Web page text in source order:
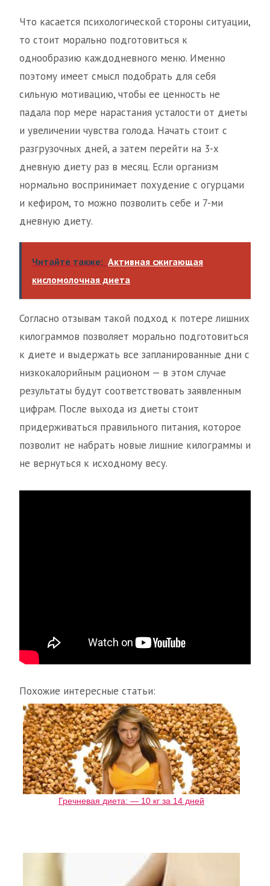
Что касается психологической стороны ситуации,
то стоит морально подготовиться к
однообразию каждодневного меню. Именно
поэтому имеет смысл подобрать для себя
сильную мотивацию, чтобы ее ценность не
падала пор мере нарастания усталости от диеты
и увеличении чувства голода. Начать стоит с
разгрузочных дней, а затем перейти на 3-х
дневную диету раз в месяц. Если организм
нормально воспринимает похудение с огурцами
и кефиром, то можно позволить себе и 7-ми
дневную диету.
Читайте также: Активная сжигающая
кисломолочная диета
Согласно отзывам такой подход к потере лишних
килограммов позволяет морально подготовиться
к диете и выдержать все запланированные дни с
низкокалорийным рационом — в этом случае
результаты будут соответствовать заявленным
цифрам. После выхода из диеты стоит
придерживаться правильного питания, которое
позволит не набрать новые лишние килограммы и
не вернуться к исходному весу.
Похожие интересные статьи:
Гречневая диета: — 10 кг за 14 дней